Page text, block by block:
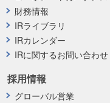
採用情報
グローバル営業
財務情報
IRライブラリ
IRカレンダー
IRに関するお問い合わせ